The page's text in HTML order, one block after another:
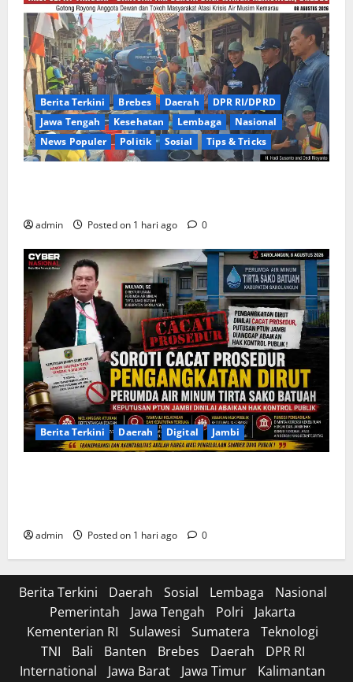
Berita Terkini Brebes Daerah
DPR RI/DPRD
Jawa Tengah
Kesehatan Lembaga
Nasional
News Populer
Politik Sosial Tips & Tricks
admin Posted on 1 hari ago 0
Berita Terkini Daerah Digital Jambi
admin Posted on 1 hari ago 0
Berita Terkini Daerah Sosial Lembaga
Nasional
Pemerintah
Jawa Tengah Polri
Jakarta
Kementerian RI
Sulawesi Sumatera
Teknologi
TNI
Bali Banten Brebes Daerah
DPR RI
International
Jawa Barat Jawa Timur Kalimantan